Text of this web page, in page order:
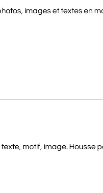
images et textes en
motif, image. Housse